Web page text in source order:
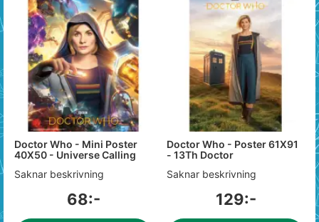
Doctor Who - Mini Poster
40X50 - Universe Calling
Saknar beskrivning
68:-
Doctor Who - Poster 61X91
- 13Th Doctor
Saknar beskrivning
129:-